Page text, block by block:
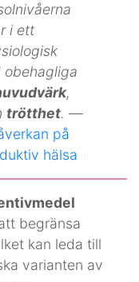
i ett
obehagliga
,
trötthet. —
på
hälsa
begränsa
kan leda till
varianten av